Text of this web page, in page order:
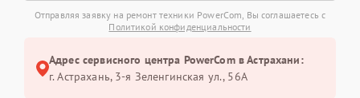
Отправляя заявку на ремонт техники PowerCom, Вы соглашаетесь с
Политикой конфиденциальности
Адрес сервисного центра PowerCom в Астрахани:
г. Астрахань, 3-я Зеленгинская ул., 56А